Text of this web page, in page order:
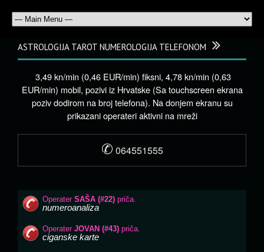
ASTROLOGIJA TAROT NUMEROLOGIJA TELEFONOM
3,49 kn/min (0,46 EUR/min) fiksni, 4,78 kn/min (0,63
EUR/min) mobil, pozivi iz Hrvatske (Sa touchscreen ekrana
poziv dodirom na broj telefona). Na donjem ekranu su
prikazani operateri aktivni na mreži
✆ 064551555